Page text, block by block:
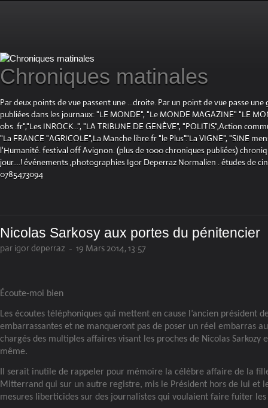
Chroniques matinales
Par deux points de vue passent une ...droite. Par un point de vue passe
publiées dans les journaux: "LE MONDE", "Le MONDE MAGAZINE" "LE
obs .fr","Les INROCK...", "LA TRIBUNE DE GENÈVE", "POLITIS",Action
"La FRANCE "AGRICOLE",La Manche libre.fr "le Plus"."La VIGNE", "SINE
l'Humanité. festival off Avignon. (plus de 1000 chroniques publiées)
jour....! événements ,photographies Igor Deperraz Normalien . études de
0785473094
Nicolas Sarkosy aux portes du pénitencier
par igor deperraz - 19 Mars 2014, 13:57
Écoute-moi bien
Les écoutes téléphoniques qui mettent en cause l’ancien président
embarrassantes et ne manqueront pas de poser un réel embarras
chargés des multiples affaires visant les proches de Nicolas Sarkozy
même.
Il serait inutile de rappeler pour mémoire la célèbre affaire de la
Mitterrand qui sur un autre registre, mis le Président hors de lui et
mesures liberticides sur des journalistes qui voulaient faire fuiter les